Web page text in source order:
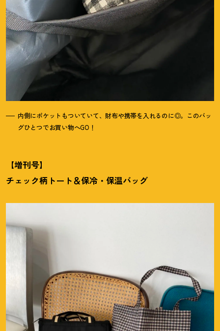
内側にポケットもついていて、財布や携帯を入れるのに◎。このバッ
グひとつでお買い物へGO ！
【増刊号】
チェック柄トート＆保冷・保温バッグ